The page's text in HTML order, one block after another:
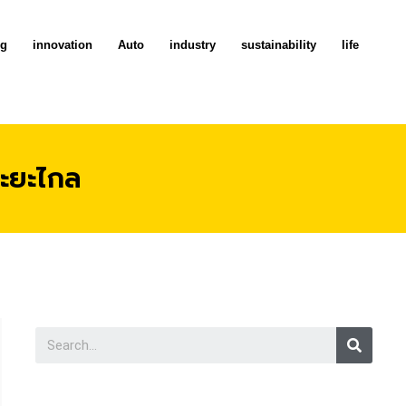
innovation Auto industry sustainability life
ะไกล